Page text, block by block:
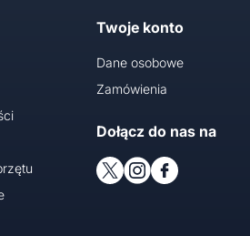
Twoje konto
Dane osobowe
Zamówienia
Dołącz do nas na